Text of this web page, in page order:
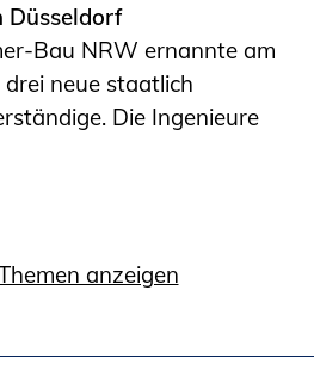
Düsseldorf
Bau NRW ernannte am
neue staatlich
Die Ingenieure
anzeigen